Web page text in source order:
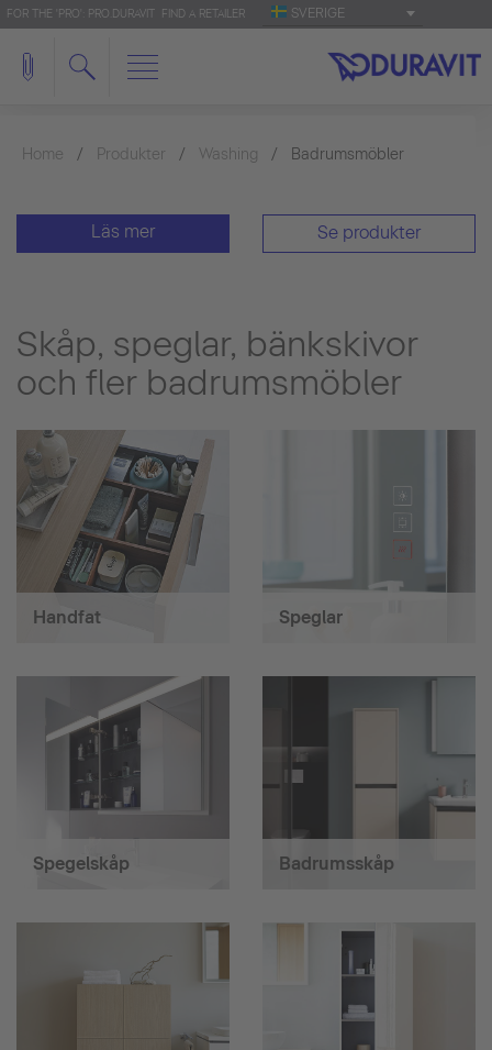
FOR THE 'PRO': PRO.DURAVIT FIND A RETAILER SVERIGE
Home Produkter Washing Badrumsmöbler
Läs mer Se produkter
Skåp, speglar, bänkskivor
och fler badrumsmöbler
Handfat Speglar
Spegelskåp Badrumsskåp